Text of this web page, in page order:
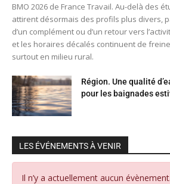
BMO 2026 de France Travail. Au-delà des
attirent désormais des profils plus divers,
d’un complément ou d’un retour vers
et les horaires décalés continuent de
surtout en milieu rural.
Région. Une qualité
pour les baignades
LES ÉVÉNEMENTS À VENIR
Il n’y a actuellement aucun évènement.